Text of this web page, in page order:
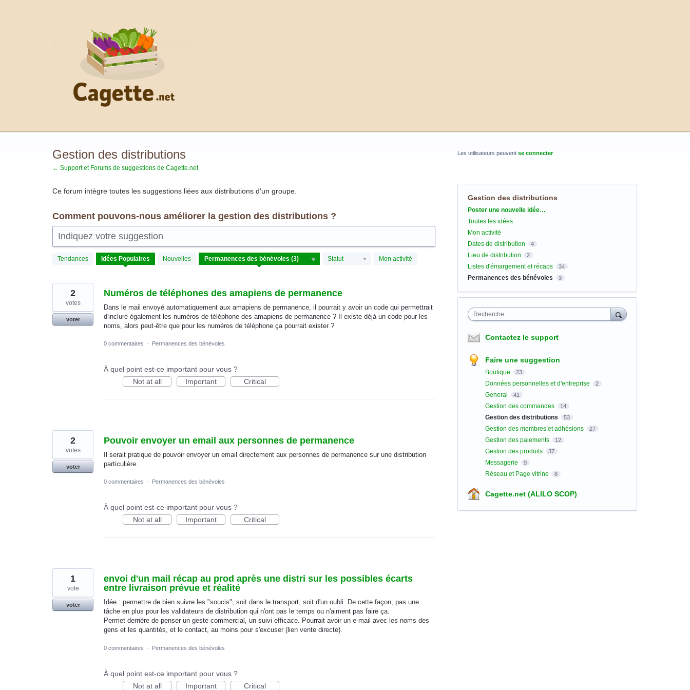
Gestion des distributions
← Support et Forums de suggestions de Cagette.net
Ce forum intègre toutes les suggestions liées aux distributions d'un groupe.
Comment pouvons-nous améliorer la gestion des distributions ?
Indiquez votre suggestion
Tendances Idées Populaires Nouvelles Statut Mon activité
résultats
Numéros de téléphones des amapiens de permanence
Dans le mail envoyé automatiquement aux amapiens de permanence, il pourrait y avoir un code qui permettrait
d'inclure également les numéros de téléphone des amapiens de permanence ? Il existe déjà un code pour les
noms, alors peut-être que pour les numéros de téléphone ça pourrait exister ?
2
votes
voter
0 commentaires · Permanences des bénévoles
À quel point est-ce important pour vous ?
Not at all
Important Critical
Pouvoir envoyer un email aux personnes de permanence
Il serait pratique de pouvoir envoyer un email directement aux personnes de permanence sur une distribution
particulière.
2
votes
voter
0 commentaires · Permanences des bénévoles
À quel point est-ce important pour vous ?
Not at all
Important Critical
envoi d'un mail récap au prod après une distri sur les possibles écarts
entre livraison prévue et réalité
Idée : permettre de bien suivre les "soucis", soit dans le transport, soit d'un oubli. De cette façon, pas une
tâche en plus pour les validateurs de distribution qui n'ont pas le temps ou n'aiment pas faire ça.
Permet derrière de penser un geste commercial, un suivi efficace. Pourrait avoir un e-mail avec les noms des
gens et les quantités, et le contact, au moins pour s'excuser (lien vente directe).
1
vote
voter
0 commentaires · Permanences des bénévoles
À quel point est-ce important pour vous ?
Not at all
Important Critical
Les utilisateurs peuvent se connecter
Gestion des distributions
Catégories
Poster une nouvelle idée…
Toutes les idées
Mon activité
Dates de distribution
4
Lieu de distribution 2
Listes d'émargement et récaps 34
Permanences des bénévoles 3
Recherche
Contactez le support
Faire une suggestion
Boutique 23
Données personnelles et d'entreprise 2
General 41
Gestion des commandes 14
Gestion des distributions 53
Gestion des membres et adhésions 27
Gestion des paiements 12
Gestion des produits 37
Messagerie 9
Réseau et Page vitrine 8
Cagette.net (ALILO SCOP)